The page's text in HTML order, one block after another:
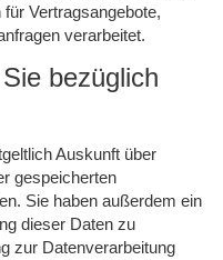
Vertragsangebote,
verarbeitet.
bezüglich
Auskunft über
gespeicherten
Sie haben außerdem ein
dieser Daten zu
zur Datenverarbeitung